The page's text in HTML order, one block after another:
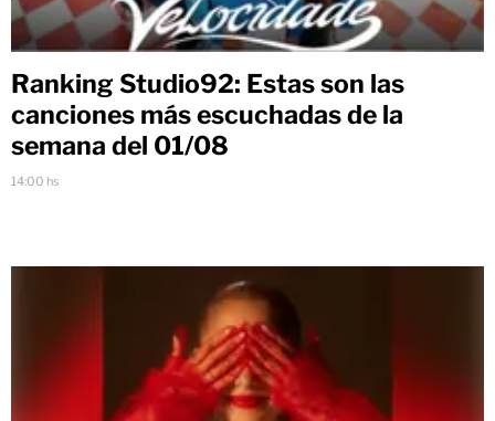
Ranking Studio92: Estas son las
canciones más escuchadas de la
semana del 01/08
14:00 hs